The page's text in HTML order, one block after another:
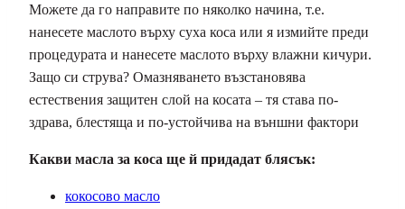
Можете да го направите по няколко начина, т.е.
нанесете маслото върху суха коса или я измийте преди
процедурата и нанесете маслото върху влажни кичури.
Защо си струва? Омазняването възстановява
естествения защитен слой на косата – тя става по-
здрава, блестяща и по-устойчива на външни фактори
Какви масла за коса ще й придадат блясък:
кокосово масло